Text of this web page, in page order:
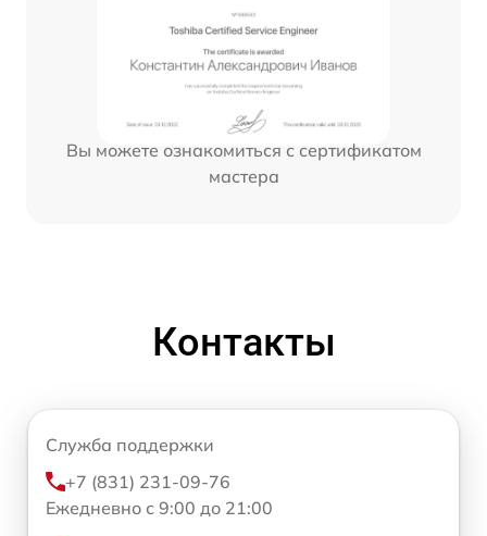
Вы можете ознакомиться с сертификатом
мастера
Контакты
Служба поддержки
+7 (831) 231-09-76
Ежедневно с 9:00 до 21:00